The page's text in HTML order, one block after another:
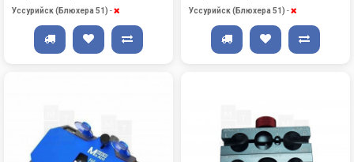
Уссурийск (Блюхера 51) -
Уссурийск (Блюхера 51) -